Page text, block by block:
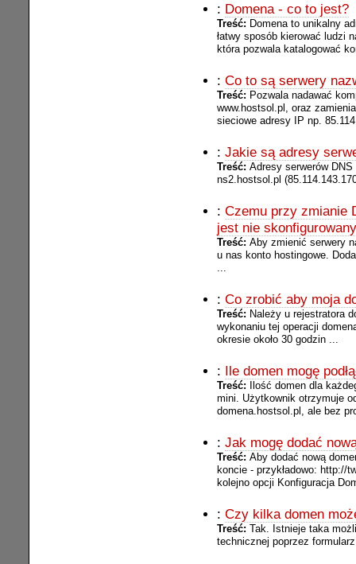
: Domena - co to jest?
Treść: Domena to unikalny
łatwy sposób kierować ludzi
która pozwala katalogować
: Co to są serwery
Treść: Pozwala nadawać
www.hostsol.pl, oraz
sieciowe adresy IP np.
: Jakie są adresy
Treść: Adresy serwerów
ns2.hostsol.pl
: Czemu przy zmianie
jest nie
Treść: Aby zmienić serwery
u nas konto hostingowe.
: Co zrobić aby moja
Treść: Należy u rejestratora
wykonaniu tej operacji
okresie około 30 godzin ...
: Ile domen mogę
Treść:
Ilość domen dla
mini. Użytkownik otrzymuje
domena.hostsol.pl, ale bez
: Jak mogę dodać
Treść: Aby dodać nową
koncie - przykładowo: http://
kolejno opcji Konfiguracja
: Czy kilka domen
Treść: Tak. Istnieje taka
technicznej poprzez